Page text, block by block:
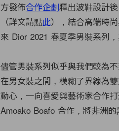
方發佈合作企劃釋出波鞋設計
（詳文請點此），結合高端時
來 Dior 2021 春夏季男裝系列
儘管男裝系列似乎與我們較為
在男女裝之間，模糊了界線為
動心，一向喜愛與藝術家合作
Amoako Boafo 合作，將非洲